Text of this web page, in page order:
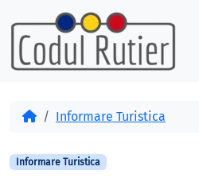
Skip to content
Skip to footer
AcasăInformare Turistica
Informare Turistica